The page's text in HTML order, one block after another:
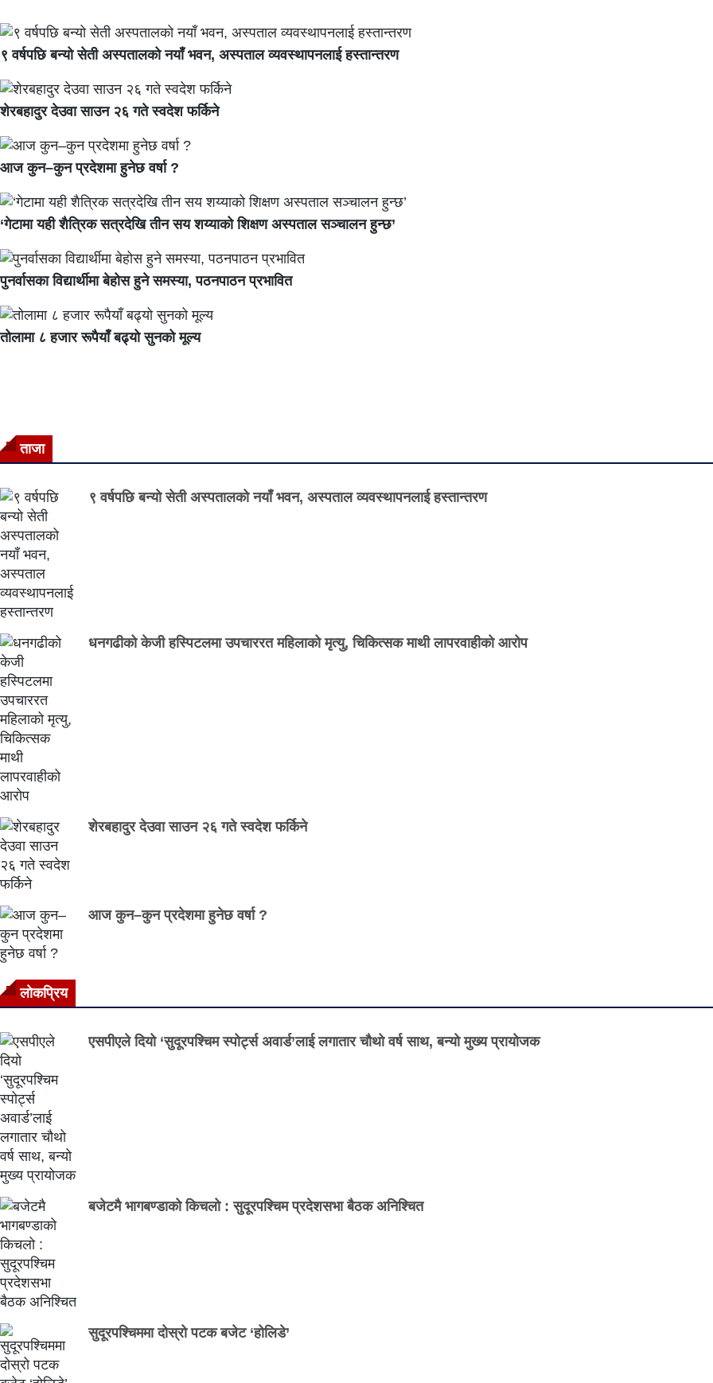
९ वर्षपछि बन्यो सेती अस्पतालको नयाँ भवन, अस्पताल व्यवस्थापनलाई हस्तान्तरण
शेरबहादुर देउवा साउन २६ गते स्वदेश फर्किने
आज कुन–कुन प्रदेशमा हुनेछ वर्षा ?
‘गेटामा यही शैत्रिक सत्रदेखि तीन सय शय्याको शिक्षण अस्पताल सञ्चालन हुन्छ’
पुनर्वासका विद्यार्थीमा बेहोस हुने समस्या, पठनपाठन प्रभावित
तोलामा ८ हजार रूपैयाँ बढ्यो सुनको मूल्य
ताजा
९ वर्षपछि बन्यो सेती अस्पतालको नयाँ भवन, अस्पताल व्यवस्थापनलाई हस्तान्तरण
धनगढीको केजी हस्पिटलमा उपचाररत महिलाको मृत्यु, चिकित्सक माथी लापरवाहीको आरोप
शेरबहादुर देउवा साउन २६ गते स्वदेश फर्किने
आज कुन–कुन प्रदेशमा हुनेछ वर्षा ?
लाेकप्रिय
एसपीएले दियो ‘सुदूरपश्चिम स्पोर्ट्स अवार्ड’लाई लगातार चौथो वर्ष साथ, बन्यो मुख्य प्रायोजक
बजेटमै भागबण्डाको किचलो : सुदूरपश्चिम प्रदेशसभा बैठक अनिश्चित
सुदूरपश्चिममा दोस्रो पटक बजेट ‘होलिडे’